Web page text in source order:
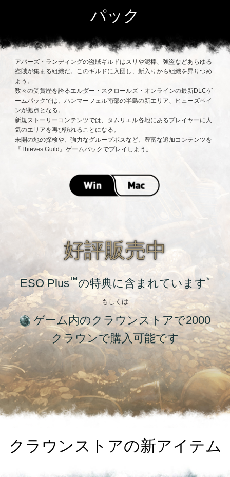
パック
アバーズ・ランディングの盗賊ギルドはスリや泥棒、強盗などあらゆる
盗賊が集まる組織だ。このギルドに入団し、新入りから組織を昇りつめ
よう。
数々の受賞歴を誇るエルダー・スクロールズ・オンラインの最新DLCゲ
ームパックでは、ハンマーフェル南部の半島の新エリア、ヒューズベイ
ンが拠点となる。
新規ストーリーコンテンツでは、タムリエル各地にあるプレイヤーに人
気のエリアを再び訪れることになる。
未開の地の探検や、強力なグループボスなど、豊富な追加コンテンツを
『Thieves Guild』ゲームパックでプレイしよう。
好評販売中
ESO Plus™の特典に含まれています*
もしくは
ゲーム内のクラウンストアで2000
クラウンで購入可能です
クラウンストアの新アイテム